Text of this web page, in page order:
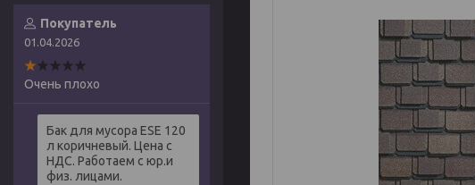
Покупатель
01.04.2026
Очень плохо
Бак для мусора ESE 120
л коричневый. Цена с
НДС. Работаем с юр.и
физ. лицами.